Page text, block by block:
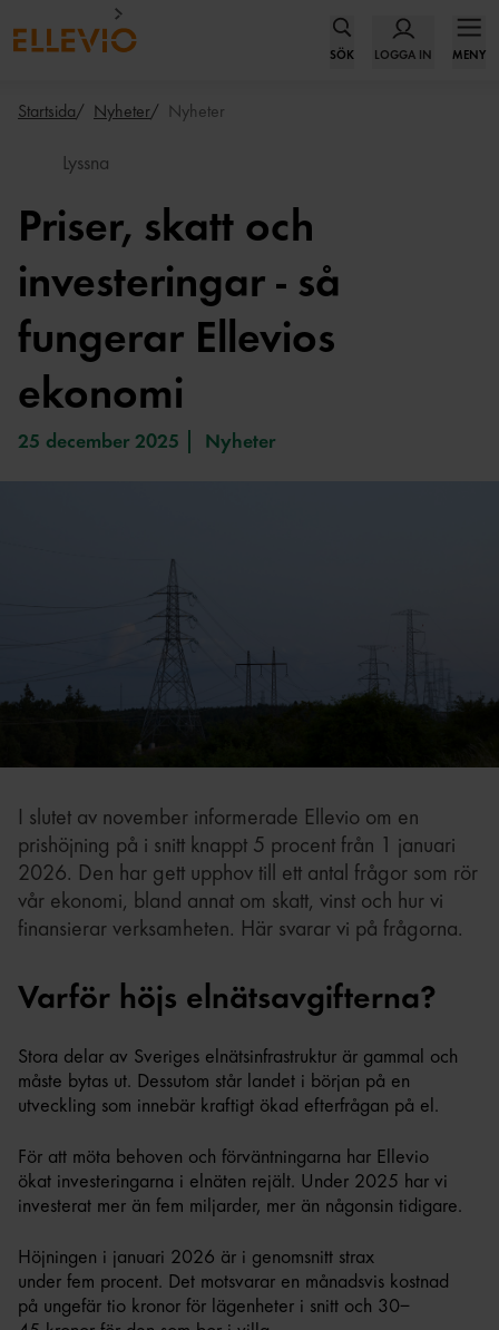
SÖK LOGGA IN MENY
Startsida Nyheter Nyheter
Lyssna
Priser, skatt och
investeringar - så
fungerar Ellevios
ekonomi
25 december 2025 Nyheter
I slutet av november informerade Ellevio om en
prishöjning på i snitt knappt 5 procent från 1 januari
2026. Den har gett upphov till ett antal frågor som rör
vår ekonomi, bland annat om skatt, vinst och hur vi
finansierar verksamheten. Här svarar vi på frågorna.
Varför höjs elnätsavgifterna?
Stora delar av Sveriges elnätsinfrastruktur är gammal och
måste bytas ut. Dessutom står landet i början på en
utveckling som innebär kraftigt ökad efterfrågan på el.
För att möta behoven och förväntningarna har Ellevio
ökat investeringarna i elnäten rejält. Under 2025 har vi
investerat mer än fem miljarder, mer än någonsin tidigare.
Höjningen i januari 2026 är i genomsnitt strax
under fem procent. Det motsvarar en månadsvis kostnad
på ungefär tio kronor för lägenheter i snitt och 30–